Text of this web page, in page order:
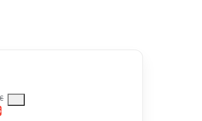
median selling price paid by customers for a product,